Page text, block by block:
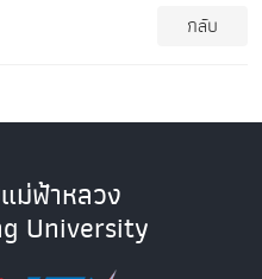
กลับ
ม่ฟ้าหลวง
University